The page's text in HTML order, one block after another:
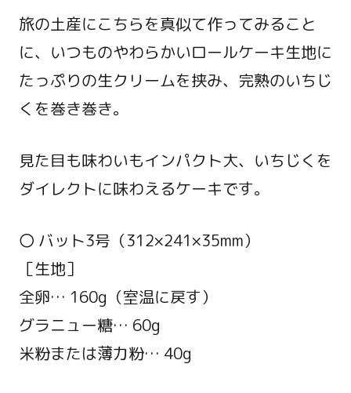
旅の土産にこちらを真似て作ってみること
に、いつものやわらかいロールケーキ生地に
たっぷりの生クリームを挟み、完熟のいちじ
くを巻き巻き。
見た目も味わいもインパクト大、いちじくを
ダイレクトに味わえるケーキです。
〇 バット3号（312×241×35mm）
［生地］
全卵… 160g（室温に戻す）
グラニュー糖… 60g
米粉または薄力粉… 40g